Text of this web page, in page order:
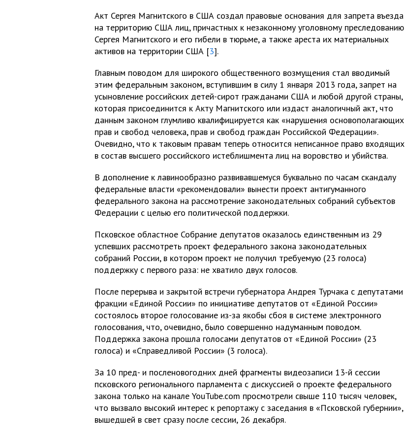
Акт Сергея Магнитского в США создал правовые основания для запрета въезда
на территорию США лиц, причастных к незаконному уголовному преследованию
Сергея Магнитского и его гибели в тюрьме, а также ареста их материальных
активов на территории США [3].
Главным поводом для широкого общественного возмущения стал вводимый
этим федеральным законом, вступившим в силу 1 января 2013 года, запрет на
усыновление российских детей-сирот гражданами США и любой другой страны,
которая присоединится к Акту Магнитского или издаст аналогичный акт, что
данным законом глумливо квалифицируется как «нарушения основополагающих
прав и свобод человека, прав и свобод граждан Российской Федерации».
Очевидно, что к таковым правам теперь относится неписанное право входящих
в состав высшего российского истеблишмента лиц на воровство и убийства.
В дополнение к лавинообразно развивавшемуся буквально по часам скандалу
федеральные власти «рекомендовали» вынести проект антигуманного
федерального закона на рассмотрение законодательных собраний субъектов
Федерации с целью его политической поддержки.
Псковское областное Собрание депутатов оказалось единственным из 29
успевших рассмотреть проект федерального закона законодательных
собраний России, в котором проект не получил требуемую (23 голоса)
поддержку с первого раза: не хватило двух голосов.
После перерыва и закрытой встречи губернатора Андрея Турчака с депутатами
фракции «Единой России» по инициативе депутатов от «Единой России»
состоялось второе голосование из-за якобы сбоя в системе электронного
голосования, что, очевидно, было совершенно надуманным поводом.
Поддержка закона прошла голосами депутатов от «Единой России» (23
голоса) и «Справедливой России» (3 голоса).
За 10 пред- и посленовогодних дней фрагменты видеозаписи 13-й сессии
псковского регионального парламента с дискуссией о проекте федерального
закона только на канале YouTube.com просмотрели свыше 110 тысяч человек,
что вызвало высокий интерес к репортажу с заседания в «Псковской губернии»,
вышедшей в свет сразу после сессии, 26 декабря.